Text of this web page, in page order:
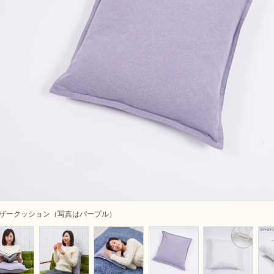
ークッション（写真はパープル）